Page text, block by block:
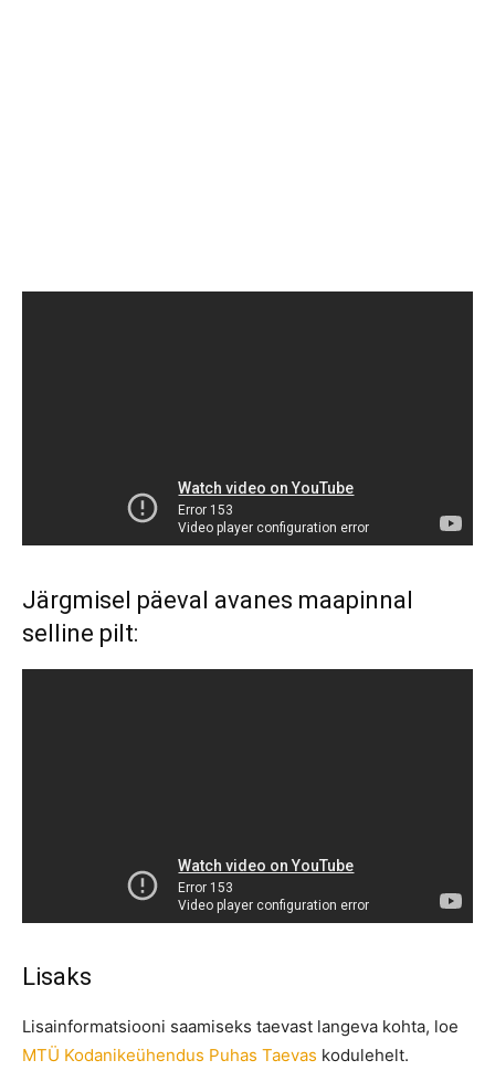
Järgmisel päeval avanes maapinnal
selline pilt:
Lisaks
Lisainformatsiooni saamiseks taevast langeva kohta, loe
MTÜ Kodanikeühendus Puhas Taevas kodulehelt.